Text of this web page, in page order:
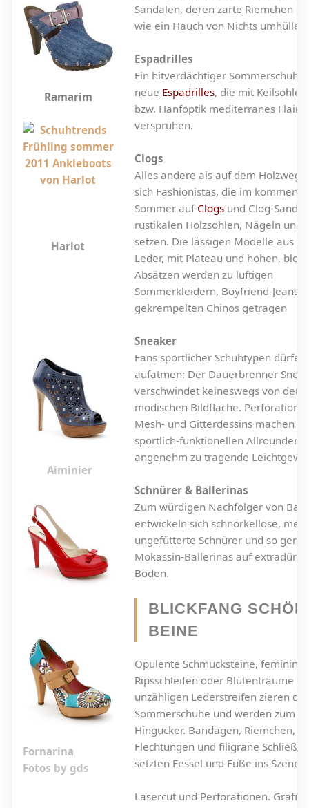
Ramarim
Harlot
Aiminier
Fornarina
Fotos by gds
Sandalen, deren zarte Riemchen
wie ein Hauch von Nichts umhüllen.
Espadrilles
Ein hitverdächtiger Sommerschuh
neue Espadrilles, die mit Keilsohlen
bzw. Hanfoptik mediterranes Flair
versprühen.
Clogs
Alles andere als auf dem Holzweg
sich Fashionistas, die im
Sommer auf Clogsund Clog-
rustikalen Holzsohlen, Nägeln und
setzen. Die lässigen Modelle aus
Leder, mit Plateau und hohen,
Absätzen werden zu luftigen
Sommerkleidern, Boyfriend-Jeans
gekrempelten Chinos getragen
Sneaker
Fans sportlicher Schuhtypen dürfen
aufatmen: Der Dauerbrenner
verschwindet keineswegs von der
modischen Bildfläche.
Mesh- und Gitterdessins machen
sportlich-funktionellen Allroundern
angenehm zu tragende
Schnürer & Ballerinas
Zum würdigen Nachfolger von
entwickeln sich schnörkellose,
ungefütterte Schnürer und so
Mokassin-Ballerinas auf
Böden.
BLICKFANG
BEINE
Opulente Schmucksteine, feminine
Ripsschleifen oder Blütenträume
unzähligen Lederstreifen zieren
Sommerschuhe und werden zum
Hingucker. Bandagen, Riemchen,
Flechtungen und filigrane Schließen
setzten Fessel und Füße ins Szene.
Lasercut und Perforationen.